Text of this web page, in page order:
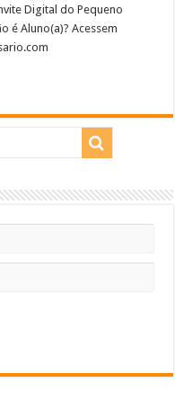
Digital do Pequeno
é Aluno(a)? Acessem